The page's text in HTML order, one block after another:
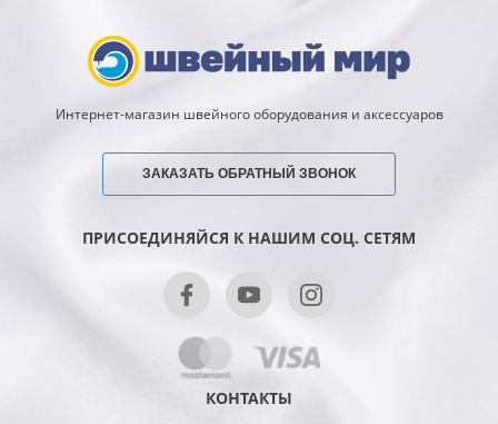
Интернет-магазин швейного оборудования и аксессуаров
ЗАКАЗАТЬ ОБРАТНЫЙ ЗВОНОК
ПРИСОЕДИНЯЙСЯ К НАШИМ СОЦ. СЕТЯМ
КОНТАКТЫ